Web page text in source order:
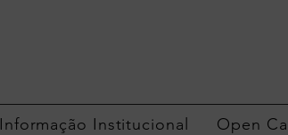
Informação Institucional Open Call